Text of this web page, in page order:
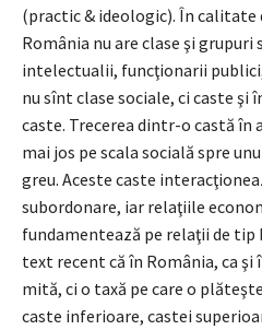
(practic & ideologic). În calitate
România nu are clase şi
intelectualii, funcţionarii
nu sînt clase sociale, ci caste şi
caste. Trecerea dintr-o castă în
mai jos pe scala socială spre
greu. Aceste caste
subordonare, iar relaţiile
fundamentează pe relaţii de
text recent că în România, ca şi
mită, ci o taxă pe care o
caste inferioare, castei